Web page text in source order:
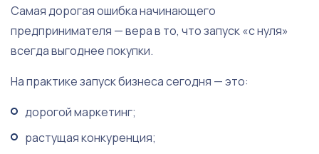
Самая дорогая ошибка начинающего
предпринимателя — вера в то, что запуск «с нуля»
всегда выгоднее покупки.
На практике запуск бизнеса сегодня — это:
дорогой маркетинг;
растущая конкуренция;